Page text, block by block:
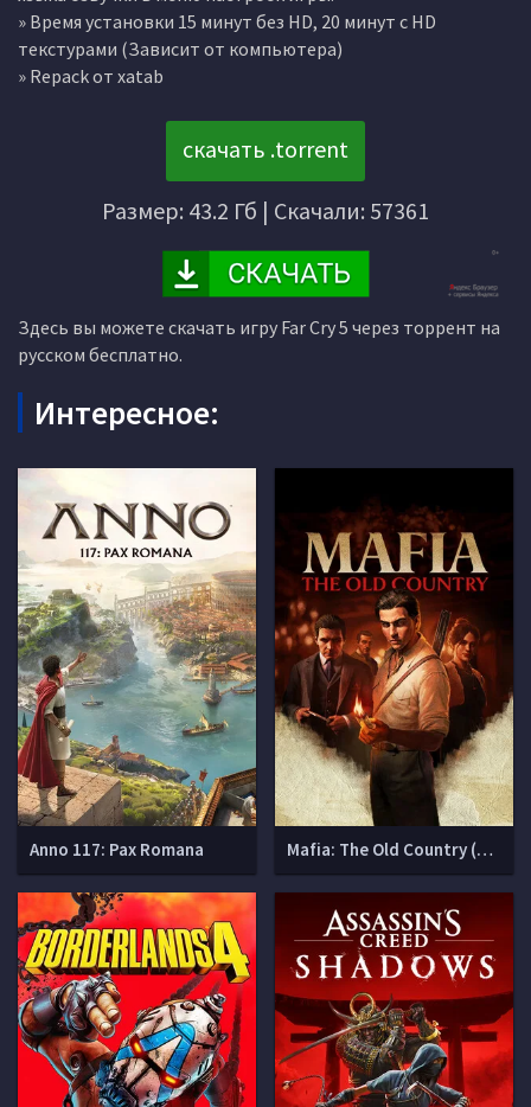
» Время установки 15 минут без HD, 20 минут с HD
текстурами (Зависит от компьютера)
» Repack от xatab
скачать .torrent
Размер: 43.2 Гб | Скачали: 57361
Здесь вы можете скачать игру Far Cry 5 через торрент на
русском бесплатно.
Интересное:
Anno 117: Pax Romana Mafia: The Old Country (Мафия 4)